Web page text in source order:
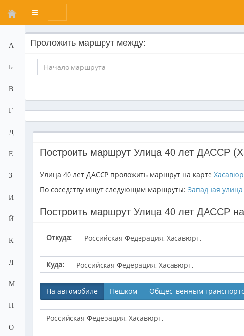
Переключатель
меню
А
Б
В
Г
Д
Е
З
И
Й
К
Л
М
Н
О
Проложить маршрут между:
Построить маршрут Улица 40 лет ДАССР
Улица 40 лет ДАССР проложить маршрут на карте
По соседству ищут следующим маршруты: Западная
Построить маршрут Улица 40 лет ДАССР
Откуда:
Куда:
На автомобиле Пешком Общественным